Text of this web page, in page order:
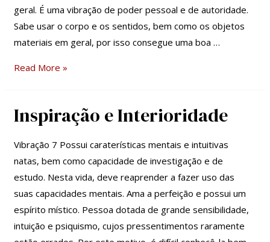
geral. É uma vibração de poder pessoal e de autoridade.
Sabe usar o corpo e os sentidos, bem como os objetos
materiais em geral, por isso consegue uma boa …
Read More »
Inspiração e Interioridade
Vibração 7 Possui caraterísticas mentais e intuitivas
natas, bem como capacidade de investigação e de
estudo. Nesta vida, deve reaprender a fazer uso das
suas capacidades mentais. Ama a perfeição e possui um
espírito místico. Pessoa dotada de grande sensibilidade,
intuição e psiquismo, cujos pressentimentos raramente
Inspiração
Interioridade